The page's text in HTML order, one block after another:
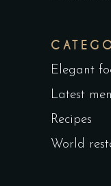
Elegant
Latest
Recipes
World